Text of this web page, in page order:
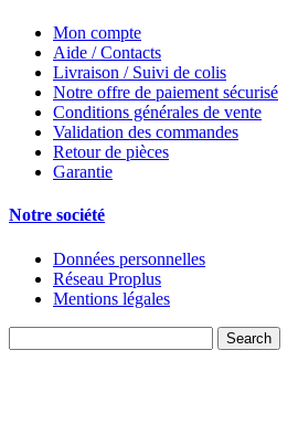
Mon compte
Aide / Contacts
Livraison / Suivi de colis
Notre offre de paiement sécurisé
Conditions générales de vente
Validation des commandes
Retour de pièces
Garantie
Notre société
Données personnelles
Réseau Proplus
Mentions légales